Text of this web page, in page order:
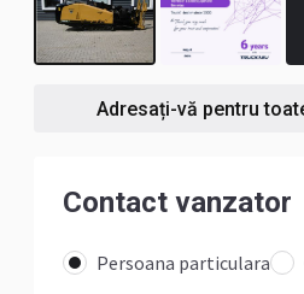
Adresați-vă pentru
Contact vanzator
Persoana particulara